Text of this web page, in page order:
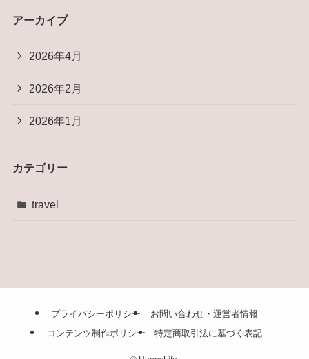
アーカイブ
2026年4月
2026年2月
2026年1月
カテゴリー
travel
プライバシーポリシー
お問い合わせ・運営者情報
コンテンツ制作ポリシー
特定商取引法に基づく表記